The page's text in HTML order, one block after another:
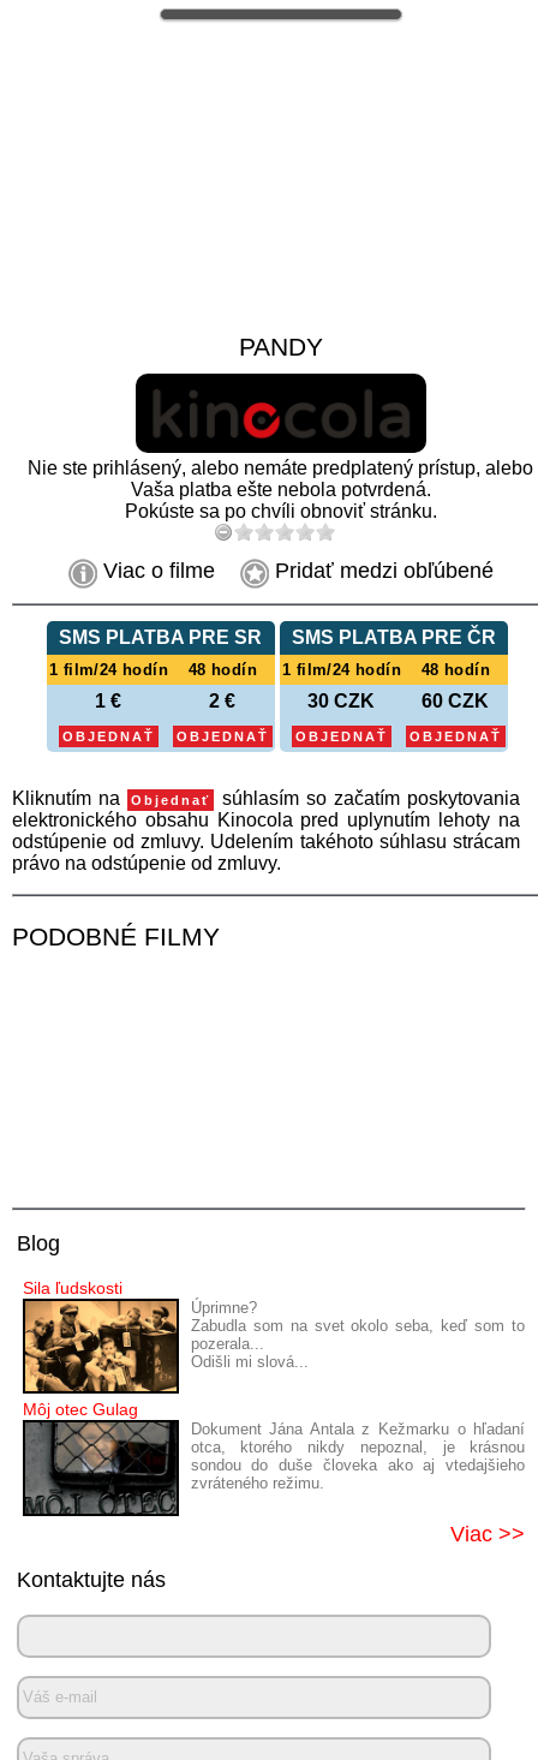
PANDY
Nie ste prihlásený, alebo nemáte predplatený prístup, alebo
Vaša platba ešte nebola potvrdená.
Pokúste sa po chvíli obnoviť stránku.
Viac o filme Pridať medzi obľúbené
SMS PLATBA PRE SR SMS PLATBA PRE ČR
1 film/24 hodín 48 hodín 1 film/24 hodín 48 hodín
1 € 2 € 30 CZK 60 CZK
OBJEDNAŤ OBJEDNAŤ OBJEDNAŤ OBJEDNAŤ
Kliknutím na Objednať
súhlasím so začatím poskytovania
elektronického obsahu Kinocola pred uplynutím lehoty na
odstúpenie od zmluvy. Udelením takéhoto súhlasu strácam
právo na odstúpenie od zmluvy.
PODOBNÉ FILMY
Blog
Sila ľudskosti
Úprimne?
Zabudla som na svet okolo seba, keď som to
pozerala...
Odišli mi slová...
Môj otec Gulag
Dokument Jána Antala z Kežmarku o hľadaní
otca, ktorého nikdy nepoznal, je krásnou
sondou do duše človeka ako aj vtedajšieho
zvráteného režimu.
Viac >>
Kontaktujte nás